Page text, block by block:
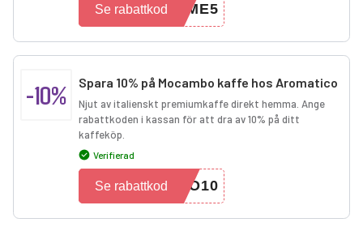
OME5
Se rabattkod
-10% Spara 10% på Mocambo kaffe hos Aromatico
Njut av italienskt premiumkaffe direkt hemma. Ange
rabattkoden i kassan för att dra av 10% på ditt
kaffeköp.
Verifierad
BO10
Se rabattkod